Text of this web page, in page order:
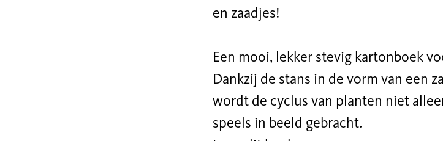
en zaadjes!
Een mooi, lekker stevig kartonboek
Dankzij de stans in de vorm van een
wordt de cyclus van planten niet
speels in beeld gebracht.